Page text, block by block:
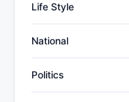
Life Style
National
Politics